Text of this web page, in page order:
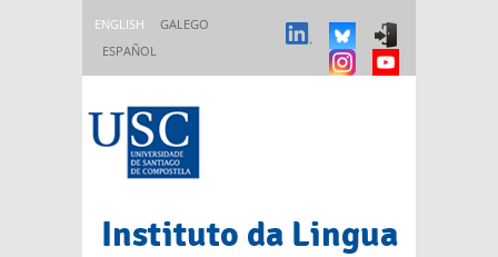
ENGLISH
GALEGO
ESPAÑOL
Instituto da Lingua